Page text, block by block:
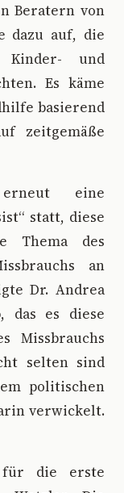
Beratern von
dazu auf, die
Kinder- und
Es käme
basierend
zeitgemäße
eine
statt, diese
Thema des
an
Dr. Andrea
das es diese
Missbrauchs
selten sind
politischen
verwickelt.
für die erste